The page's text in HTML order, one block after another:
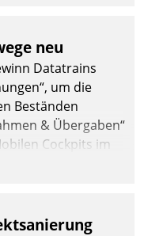
neu
Datatrains
um die
Beständen
& Übergaben“
Cockpits im